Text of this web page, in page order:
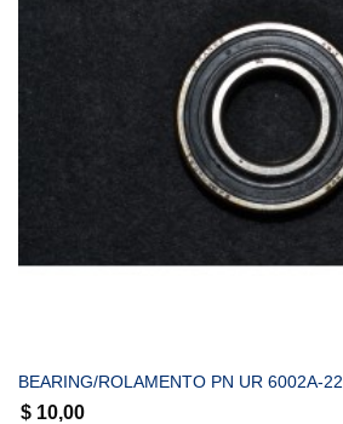
BEARING/ROLAMENTO PN UR 6002A-22
$ 10,00